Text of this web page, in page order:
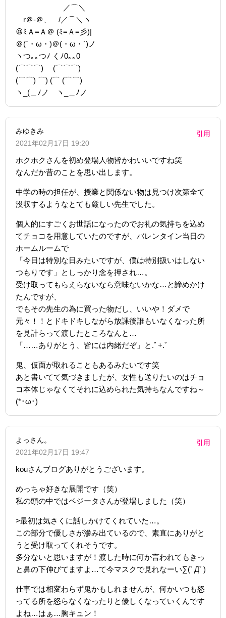
／⌒＼
r＠-＠、 /／⌒＼ヽ
＠ﾐＡ=Ａ＠ (ﾐ=Ａ=彡)|
＠(`・ω・)＠(・ω・`)ノ
ヽつ｡｡つﾉ くﾉ0｡｡0ゞ
(⌒⌒⌒) (⌒⌒⌒)
(⌒⌒) ⌒) (⌒ (⌒⌒)
ヽ_(＿ﾉノ ヽ_＿ﾉノ
みゆきみ
2021年02月17日 19:20
引用
ホクホクさんを初め登場人物皆かわいいですね笑
なんだか昔のことを思い出します。
中学の時の担任が、授業と関係ない物は見つけ次第全て
没収するようなとても厳しい先生でした。
個人的にすごくお世話になったのでお礼の気持ちを込め
てチョコを用意していたのですが、バレンタイン当日の
ホームルームで
「今日は特別な日みたいですが、僕は特別扱いはしない
つもりです」としっかり念を押され…。
受け取ってもらえらないなら意味ないかな…と諦めかけ
たんですが、
でもその先生の為に買った物だし、いいや！ダメで
元々！！とドキドキしながら放課後誰もいなくなった所
を見計らって渡したところなんと…
「……ありがとう、皆には内緒だぞ」と.ﾟ+.ﾟ
鬼、仮面が取れることもあるみたいです笑
あと書いてて気づきましたが、女性も送りたいのはチョ
コ本体じゃなくてそれに込められた気持ちなんですね～
(*･ω･)
よっさん。
2021年02月17日 19:47
引用
kouさんブログありがとうございます。
めっちゃ好きな展開です（笑）
私の頭の中ではベジータさんが登場しました（笑）
>最初は気さくに話しかけてくれていた…。
この部分で優しさが滲み出ているので、素直にありがと
うと受け取ってくれそうです。
多分ないと思いますが！渡した時に何か言われてもきっ
と鼻の下伸びてますよ…て今マスクで見れなーい∑(ﾟДﾟ)
仕事では相変わらず鬼かもしれませんが、何かいつも怒
ってる所を怒らなくなったりと優しくなっていくんです
よね…はぁ…胸キュン！